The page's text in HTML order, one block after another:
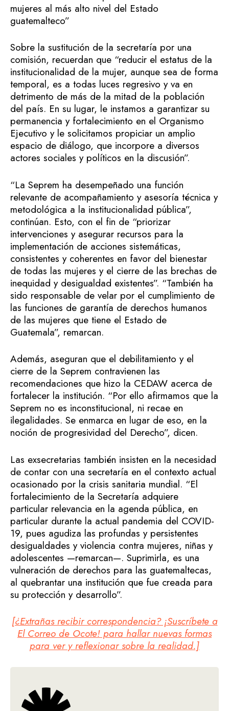
mujeres al más alto nivel del Estado
guatemalteco”
Sobre la sustitución de la secretaría por una
comisión, recuerdan que “reducir el estatus de la
institucionalidad de la mujer, aunque sea de forma
temporal, es a todas luces regresivo y va en
detrimento de más de la mitad de la población
del país. En su lugar, le instamos a garantizar su
permanencia y fortalecimiento en el Organismo
Ejecutivo y le solicitamos propiciar un amplio
espacio de diálogo, que incorpore a diversos
actores sociales y políticos en la discusión”.
“La Seprem ha desempeñado una función
relevante de acompañamiento y asesoría técnica y
metodológica a la institucionalidad pública”,
continúan. Esto, con el fin de “priorizar
intervenciones y asegurar recursos para la
implementación de acciones sistemáticas,
consistentes y coherentes en favor del bienestar
de todas las mujeres y el cierre de las brechas de
inequidad y desigualdad existentes”. “También ha
sido responsable de velar por el cumplimiento de
las funciones de garantía de derechos humanos
de las mujeres que tiene el Estado de
Guatemala”, remarcan.
Además, aseguran que el debilitamiento y el
cierre de la Seprem contravienen las
recomendaciones que hizo la CEDAW acerca de
fortalecer la institución. “Por ello afirmamos que la
Seprem no es inconstitucional, ni recae en
ilegalidades. Se enmarca en lugar de eso, en la
noción de progresividad del Derecho”, dicen.
Las exsecretarias también insisten en la necesidad
de contar con una secretaría en el contexto actual
ocasionado por la crisis sanitaria mundial. “El
fortalecimiento de la Secretaría adquiere
particular relevancia en la agenda pública, en
particular durante la actual pandemia del COVID-
19, pues agudiza las profundas y persistentes
desigualdades y violencia contra mujeres, niñas y
adolescentes —remarcan—. Suprimirla, es una
vulneración de derechos para las guatemaltecas,
al quebrantar una institución que fue creada para
su protección y desarrollo”.
[¿Extrañas recibir correspondencia? ¡Suscríbete a
El Correo de Ocote! para hallar nuevas formas
para ver y reflexionar sobre la realidad.]